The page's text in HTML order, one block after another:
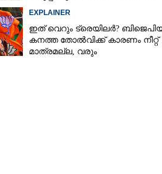
EXPLAINER
ഇത് വെറും ട്രെയിലർ?
കനത്ത തോൽവിക്ക് കാരണം നീറ്റ്
മാത്രമല്ല, വരും